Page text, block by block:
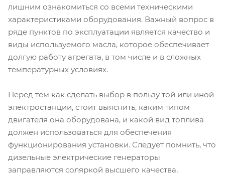
лишним ознакомиться со всеми техническими
характеристиками оборудования. Важный вопрос в
ряде пунктов по эксплуатации является качество и
виды используемого масла, которое обеспечивает
долгую работу агрегата, в том числе и в сложных
температурных условиях.
Перед тем как сделать выбор в пользу той или иной
электростанции, стоит выяснить, каким типом
двигателя она оборудована, и какой вид топлива
должен использоваться для обеспечения
функционирования установки. Следует помнить, что
дизельные электрические генераторы
заправляются соляркой высшего качества,